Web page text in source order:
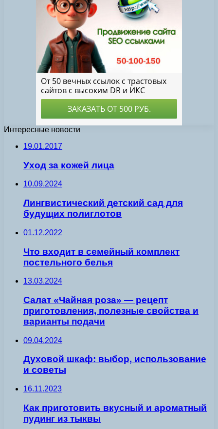
Интересные новости
19.01.2017
Уход за кожей лица
10.09.2024
Лингвистический детский сад для
будущих полиглотов
01.12.2022
Что входит в семейный комплект
постельного белья
13.03.2024
Салат «Чайная роза» — рецепт
приготовления, полезные свойства и
варианты подачи
09.04.2024
Духовой шкаф: выбор, использование
и советы
16.11.2023
Как приготовить вкусный и ароматный
пудинг из тыквы